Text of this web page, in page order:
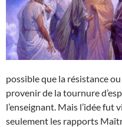
possible que la résistance
provenir de la tournure
l’enseignant. Mais l’idée fut
seulement les rapports